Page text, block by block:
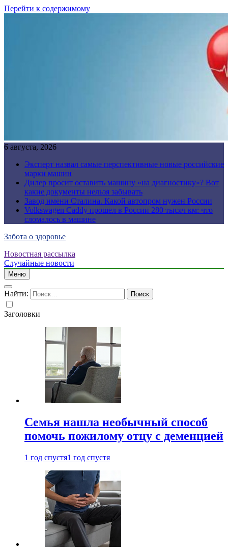
Перейти к содержимому
6 августа, 2026
Эксперт назвал самые перспективные новые российские
марки машин
Дилер просит оставить машину «на диагностику»? Вот
какие документы нельзя забывать
Завод имени Сталина. Какой автопром нужен России
Volkswagen Caddy прошел в России 280 тысяч км: что
сломалось в машине
Забота о здоровье
Новостная рассылка
Случайные новости
Меню
Найти:
Заголовки
Семья нашла необычный способ
помочь пожилому отцу с деменцией
1 год спустя1 год спустя